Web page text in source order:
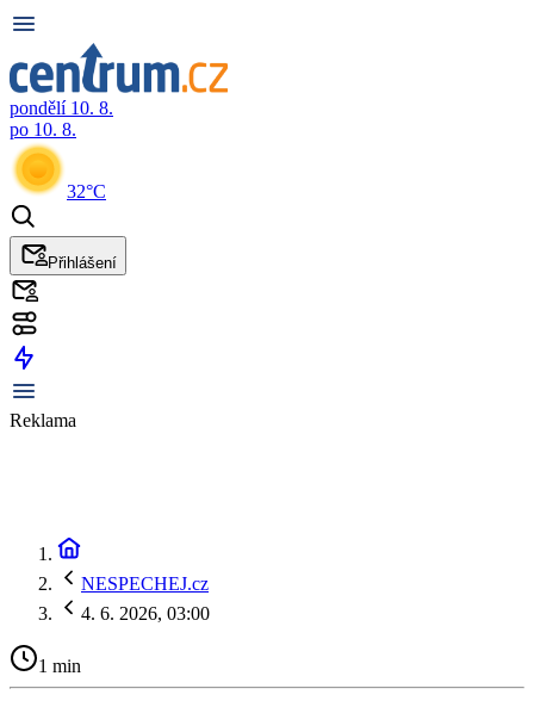
pondělí 10. 8.
po 10. 8.
32°C
Přihlášení
Reklama
NESPECHEJ.cz
4. 6. 2026, 03:00
1 min